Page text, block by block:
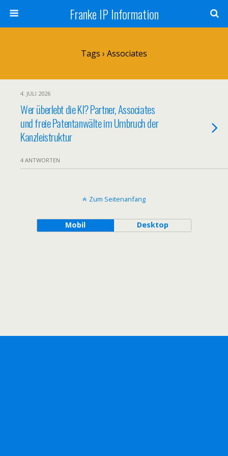
Franke IP Information
Tags › Associates
4. JULI 2026
Wer überlebt die KI? Partner, Associates
und freie Patentanwälte im Umbruch der
Kanzleistruktur
4 ANTWORTEN
Zum Seitenanfang
Mobil Desktop